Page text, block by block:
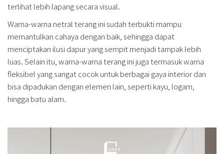
terlihat lebih lapang secara visual.
Warna-warna netral terang ini sudah terbukti mampu
memantulkan cahaya dengan baik, sehingga dapat
menciptakan ilusi dapur yang sempit menjadi tampak lebih
luas. Selain itu, warna-warna terang ini juga termasuk warna
fleksibel yang sangat cocok untuk berbagai gaya interior dan
bisa dipadukan dengan elemen lain, seperti kayu, logam,
hingga batu alam.